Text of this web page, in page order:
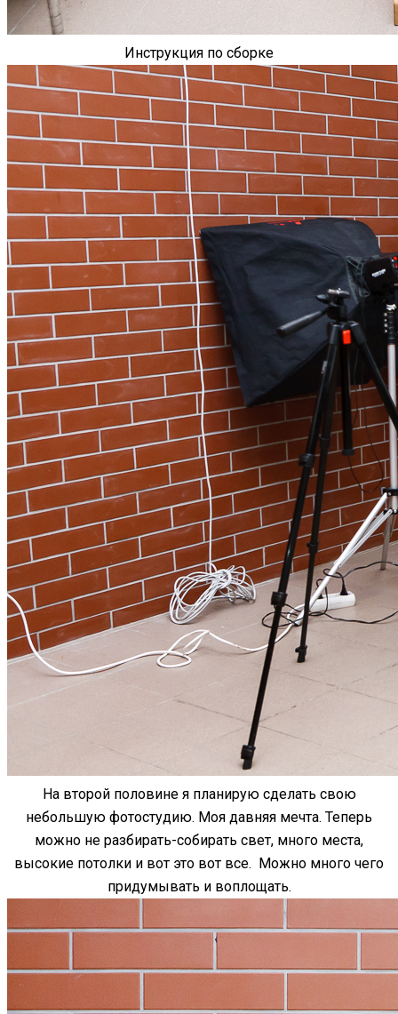
Инструкция по сборке
На второй половине я планирую сделать свою
небольшую фотостудию. Моя давняя мечта. Теперь
можно не разбирать-собирать свет, много места,
высокие потолки и вот это вот все. Можно много чего
придумывать и воплощать.